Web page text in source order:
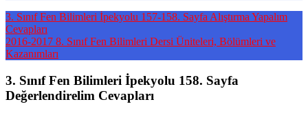
3. Sınıf Fen Bilimleri İpekyolu 157-158. Sayfa Alıştırma Yapalım
Cevapları
2016-2017 8. Sınıf Fen Bilimleri Dersi Üniteleri, Bölümleri ve
Kazanımları
3. Sınıf Fen Bilimleri İpekyolu 158. Sayfa
Değerlendirelim Cevapları